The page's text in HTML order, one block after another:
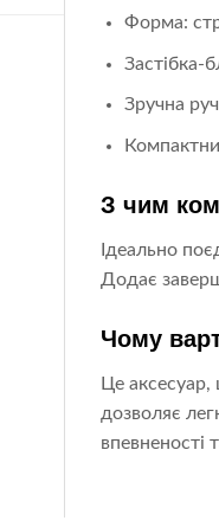
Форма:
Застібка-
Зручна
З чим
Ідеально
Додає
Чому
Це аксесуар,
дозволяє
впевненості